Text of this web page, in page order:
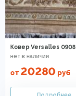
Ковер Versalles 0908
от 20280 руб